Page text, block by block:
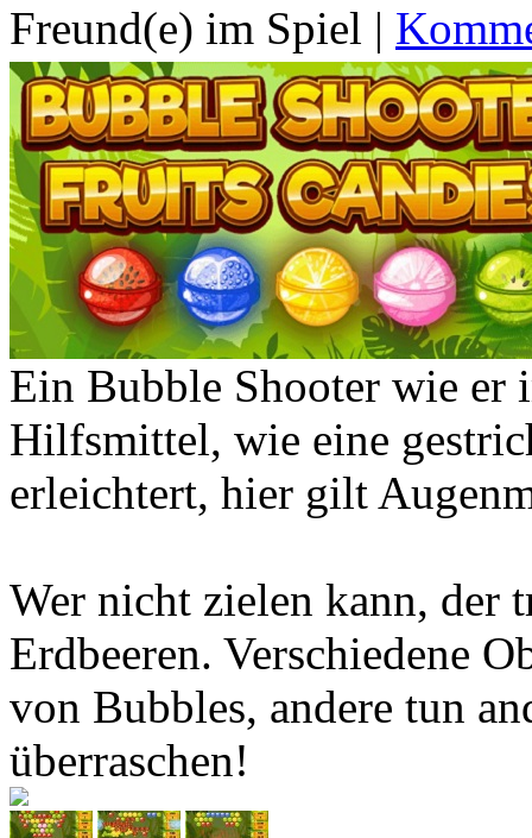
Freund(e) im Spiel |
Ein Bubble Shooter wie er
Hilfsmittel, wie eine
erleichtert, hier gilt
Wer nicht zielen kann, der
Erdbeeren. Verschiedene
von Bubbles, andere tun
überraschen!